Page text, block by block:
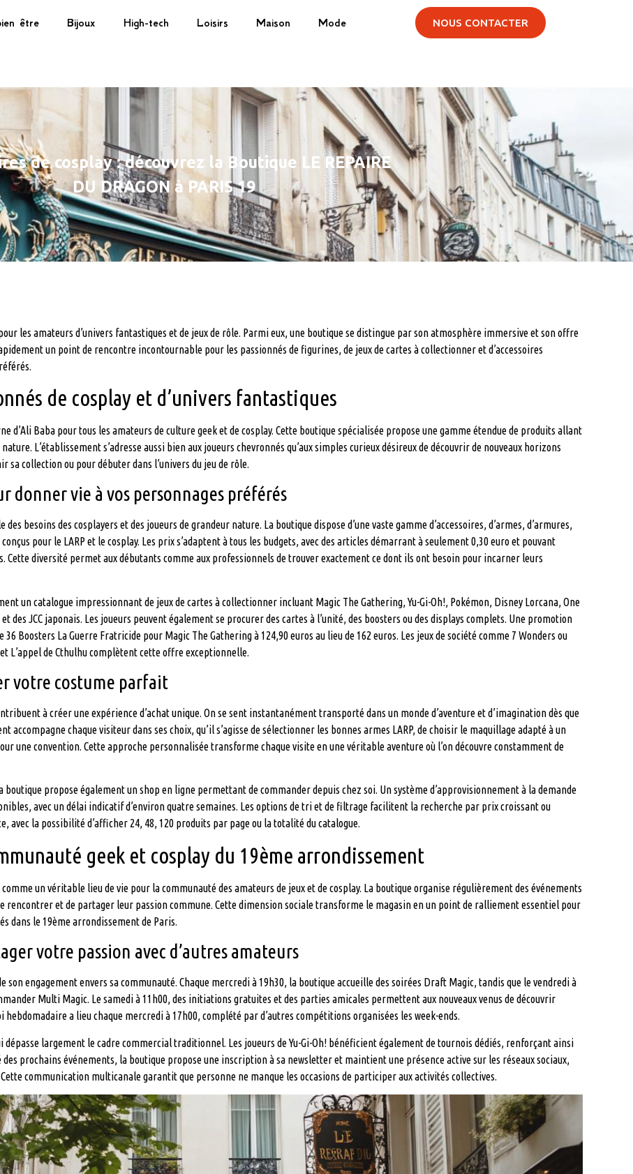
être Bijoux High-tech Loisirs Maison Mode NOUS CONTACTER
de cosplay : découvrez la Boutique LE REPAIRE
DU DRAGON à PARIS 19
les amateurs d’univers fantastiques et de jeux de rôle. Parmi eux, une boutique se distingue par son atmosphère immersive et son offre
un point de rencontre incontournable pour les passionnés de figurines, de jeux de cartes à collectionner et d’accessoires
de cosplay et d’univers fantastiques
d’Ali Baba pour tous les amateurs de culture geek et de cosplay. Cette boutique spécialisée propose une gamme étendue de produits allant
L’établissement s’adresse aussi bien aux joueurs chevronnés qu’aux simples curieux désireux de découvrir de nouveaux horizons
sa collection ou pour débuter dans l’univers du jeu de rôle.
donner vie à vos personnages préférés
besoins des cosplayers et des joueurs de grandeur nature. La boutique dispose d’une vaste gamme d’accessoires, d’armes, d’armures,
pour le LARP et le cosplay. Les prix s’adaptent à tous les budgets, avec des articles démarrant à seulement 0,30 euro et pouvant
Cette diversité permet aux débutants comme aux professionnels de trouver exactement ce dont ils ont besoin pour incarner leurs
un catalogue impressionnant de jeux de cartes à collectionner incluant Magic The Gathering, Yu-Gi-Oh!, Pokémon, Disney Lorcana, One
des JCC japonais. Les joueurs peuvent également se procurer des cartes à l’unité, des boosters ou des displays complets. Une promotion
Boosters La Guerre Fratricide pour Magic The Gathering à 124,90 euros au lieu de 162 euros. Les jeux de société comme 7 Wonders ou
L’appel de Cthulhu complètent cette offre exceptionnelle.
votre costume parfait
à créer une expérience d’achat unique. On se sent instantanément transporté dans un monde d’aventure et d’imagination dès que
accompagne chaque visiteur dans ses choix, qu’il s’agisse de sélectionner les bonnes armes LARP, de choisir le maquillage adapté à un
une convention. Cette approche personnalisée transforme chaque visite en une véritable aventure où l’on découvre constamment de
propose également un shop en ligne permettant de commander depuis chez soi. Un système d’approvisionnement à la demande
avec un délai indicatif d’environ quatre semaines. Les options de tri et de filtrage facilitent la recherche par prix croissant ou
la possibilité d’afficher 24, 48, 120 produits par page ou la totalité du catalogue.
geek et cosplay du 19ème arrondissement
comme un véritable lieu de vie pour la communauté des amateurs de jeux et de cosplay. La boutique organise régulièrement des événements
rencontrer et de partager leur passion commune. Cette dimension sociale transforme le magasin en un point de ralliement essentiel pour
dans le 19ème arrondissement de Paris.
votre passion avec d’autres amateurs
son engagement envers sa communauté. Chaque mercredi à 19h30, la boutique accueille des soirées Draft Magic, tandis que le vendredi à
Multi Magic. Le samedi à 11h00, des initiations gratuites et des parties amicales permettent aux nouveaux venus de découvrir
a lieu chaque mercredi à 17h00, complété par d’autres compétitions organisées les week-ends.
dépasse largement le cadre commercial traditionnel. Les joueurs de Yu-Gi-Oh! bénéficient également de tournois dédiés, renforçant ainsi
prochains événements, la boutique propose une inscription à sa newsletter et maintient une présence active sur les réseaux sociaux,
communication multicanale garantit que personne ne manque les occasions de participer aux activités collectives.